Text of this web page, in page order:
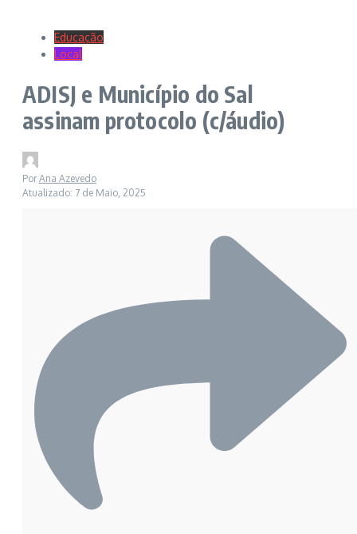
Educação
Local
ADISJ e Município do Sal
assinam protocolo (c/áudio)
PorAna Azevedo
Atualizado: 7 de Maio, 2025